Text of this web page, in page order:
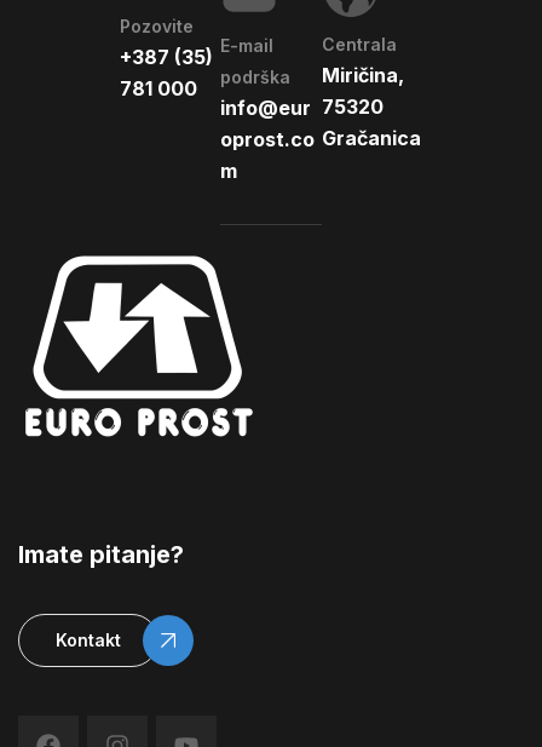
Pozovite
+387 (35)
781 000
E-mail
podrška
info@eur
oprost.co
m
Centrala
Miričina,
75320
Gračanica
Imate pitanje?
Kontakt